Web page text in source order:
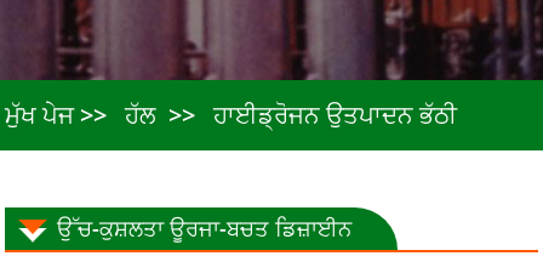
ਮੁੱਖ ਪੇਜ ਹੱਲ ਹਾਈਡ੍ਰੋਜਨ ਉਤਪਾਦਨ ਭੱਠੀ
ਉੱਚ-ਕੁਸ਼ਲਤਾ ਊਰਜਾ-ਬਚਤ ਡਿਜ਼ਾਈਨ